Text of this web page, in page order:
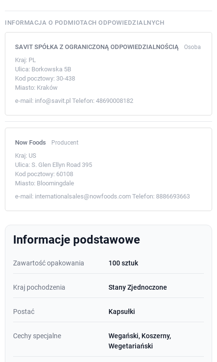
INFORMACJA O PODMIOTACH ODPOWIEDZIALNYCH
SAVIT SPÓŁKA Z OGRANICZONĄ ODPOWIEDZIALNOŚCIĄ Osoba
Kraj: PL
Ulica: Borkowska 5B
Kod pocztowy: 30-438
Miasto: Kraków
e-mail: info@savit.pl Telefon: 48690008182
Now Foods Producent
Kraj: US
Ulica: S. Glen Ellyn Road 395
Kod pocztowy: 60108
Miasto: Bloomingdale
e-mail: internationalsales@nowfoods.com Telefon: 8886693663
Informacje podstawowe
Zawartość opakowania 100 sztuk
Kraj pochodzenia Stany Zjednoczone
Postać Kapsułki
Cechy specjalne
Wegański, Koszerny,
Wegetariański